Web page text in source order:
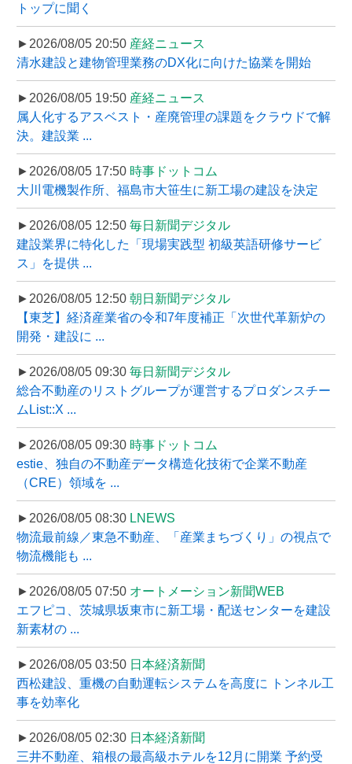
トップに聞く
►2026/08/05 20:50 産経ニュース
清水建設と建物管理業務のDX化に向けた協業を開始
►2026/08/05 19:50 産経ニュース
属人化するアスベスト・産廃管理の課題をクラウドで解
決。建設業 ...
►2026/08/05 17:50 時事ドットコム
大川電機製作所、福島市大笹生に新工場の建設を決定
►2026/08/05 12:50 毎日新聞デジタル
建設業界に特化した「現場実践型 初級英語研修サービ
ス」を提供 ...
►2026/08/05 12:50 朝日新聞デジタル
【東芝】経済産業省の令和7年度補正「次世代革新炉の
開発・建設に ...
►2026/08/05 09:30 毎日新聞デジタル
総合不動産のリストグループが運営するプロダンスチー
ムList::X ...
►2026/08/05 09:30 時事ドットコム
estie、独自の不動産データ構造化技術で企業不動産
（CRE）領域を ...
►2026/08/05 08:30 LNEWS
物流最前線／東急不動産、「産業まちづくり」の視点で
物流機能も ...
►2026/08/05 07:50 オートメーション新聞WEB
エフピコ、茨城県坂東市に新工場・配送センターを建設
新素材の ...
►2026/08/05 03:50 日本経済新聞
西松建設、重機の自動運転システムを高度に トンネル工
事を効率化
►2026/08/05 02:30 日本経済新聞
三井不動産、箱根の最高級ホテルを12月に開業 予約受